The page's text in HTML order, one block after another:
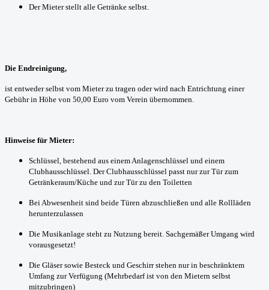
Der Mieter stellt alle Getränke selbst.
Die Endreinigung,
ist entweder selbst vom Mieter zu tragen oder wird nach Entrichtung einer
Gebühr in Höhe von 50,00 Euro vom Verein übernommen.
Hinweise für Mieter:
Schlüssel, bestehend aus einem Anlagenschlüssel und einem
Clubhausschlüssel. Der Clubhausschlüssel passt nur zur Tür zum
Getränkeraum/Küche und zur Tür zu den Toiletten
Bei Abwesenheit sind beide Türen abzuschließen und alle Rollläden
herunterzulassen
Die Musikanlage steht zu Nutzung bereit. Sachgemäßer Umgang wird
vorausgesetzt!
Die Gläser sowie Besteck und Geschirr stehen nur in beschränktem
Umfang zur Verfügung (Mehrbedarf ist von den Mietern selbst
mitzubringen)